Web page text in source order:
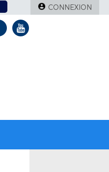
CONNEXION